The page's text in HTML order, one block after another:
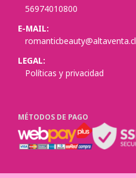
56974010800
E-MAIL:
romanticbeauty@altaventa.cl
LEGAL:
Políticas y privacidad
MÉTODOS DE PAGO